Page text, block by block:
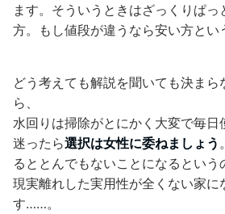
ます。そういうときはざっくりぱっ
方。もし値段が違うなら安い方とい
どう考えても解説を聞いても決ま
ら、
水回りは掃除がとにかく大変で毎日
迷ったら選択は女性に委ねましょう
るととんでもないことになるという
現実離れした実用性が全くない家に
す……。